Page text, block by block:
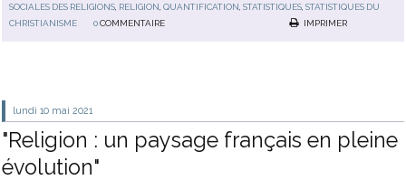
SOCIALES DES RELIGIONS RELIGION ,QUANTIFICATION ,STATISTIQUES ,STATISTIQUES DU
CHRISTIANISME
0 COMMENTAIRE IMPRIMER
lundi 10 mai 2021
"Religion : un paysage français en pleine
évolution"